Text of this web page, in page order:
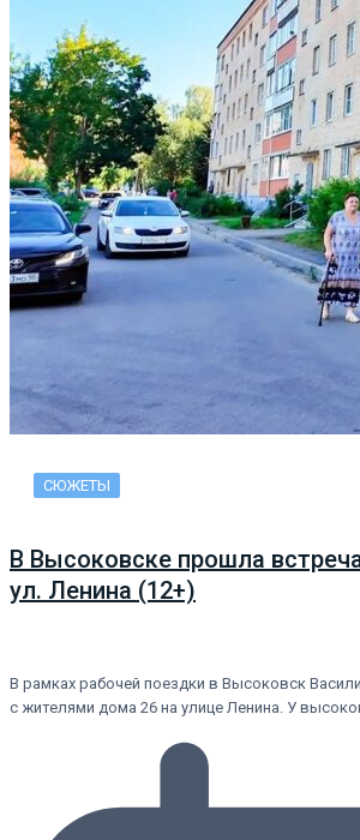
СЮЖЕТЫ
В Высоковске прошла
ул. Ленина (12+)
В рамках рабочей поездки в Высоковск
с жителями дома 26 на улице Ленина. У